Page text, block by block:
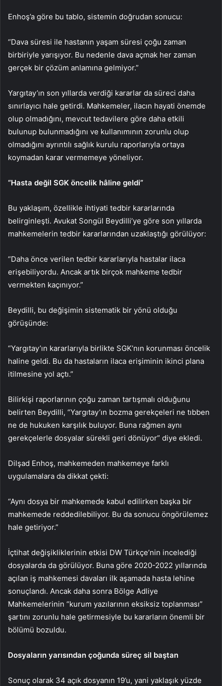
Enhoş’a göre bu tablo, sistemin doğrudan sonucu:
“Dava süresi ile hastanın yaşam süresi çoğu zaman
birbiriyle yarışıyor. Bu nedenle dava açmak her zaman
gerçek bir çözüm anlamına gelmiyor.”
Yargıtay’ın son yıllarda verdiği kararlar da süreci daha
sınırlayıcı hale getirdi. Mahkemeler, ilacın hayati önemde
olup olmadığını, mevcut tedavilere göre daha etkili
bulunup bulunmadığını ve kullanımının zorunlu olup
olmadığını ayrıntılı sağlık kurulu raporlarıyla ortaya
koymadan karar vermemeye yöneliyor.
“Hasta değil SGK öncelik hâline geldi”
Bu yaklaşım, özellikle ihtiyati tedbir kararlarında
belirginleşti. Avukat Songül Beydilli’ye göre son yıllarda
mahkemelerin tedbir kararlarından uzaklaştığı görülüyor:
“Daha önce verilen tedbir kararlarıyla hastalar ilaca
erişebiliyordu. Ancak artık birçok mahkeme tedbir
vermekten kaçınıyor.”
Beydilli, bu değişimin sistematik bir yönü olduğu
görüşünde:
“Yargıtay’ın kararlarıyla birlikte SGK’nın korunması öncelik
haline geldi. Bu da hastaların ilaca erişiminin ikinci plana
itilmesine yol açtı.”
Bilirkişi raporlarının çoğu zaman tartışmalı olduğunu
belirten Beydilli, “Yargıtay’ın bozma gerekçeleri ne tıbben
ne de hukuken karşılık buluyor. Buna rağmen aynı
gerekçelerle dosyalar sürekli geri dönüyor” diye ekledi.
Dilşad Enhoş, mahkemeden mahkemeye farklı
uygulamalara da dikkat çekti:
“Aynı dosya bir mahkemede kabul edilirken başka bir
mahkemede reddedilebiliyor. Bu da sonucu öngörülemez
hale getiriyor.”
İçtihat değişikliklerinin etkisi DW Türkçe’nin incelediği
dosyalarda da görülüyor. Buna göre 2020-2022 yıllarında
açılan iş mahkemesi davaları ilk aşamada hasta lehine
sonuçlandı. Ancak daha sonra Bölge Adliye
Mahkemelerinin “kurum yazılarının eksiksiz toplanması”
şartını zorunlu hale getirmesiyle bu kararların önemli bir
bölümü bozuldu.
Dosyaların yarısından çoğunda süreç sil baştan
Sonuç olarak 34 açık dosyanın 19’u, yani yaklaşık yüzde